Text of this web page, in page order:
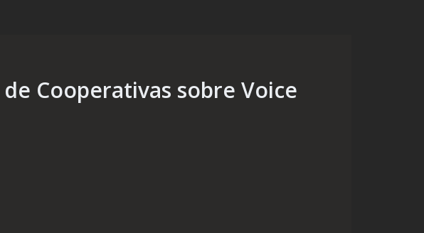
Cooperativas sobre Voice